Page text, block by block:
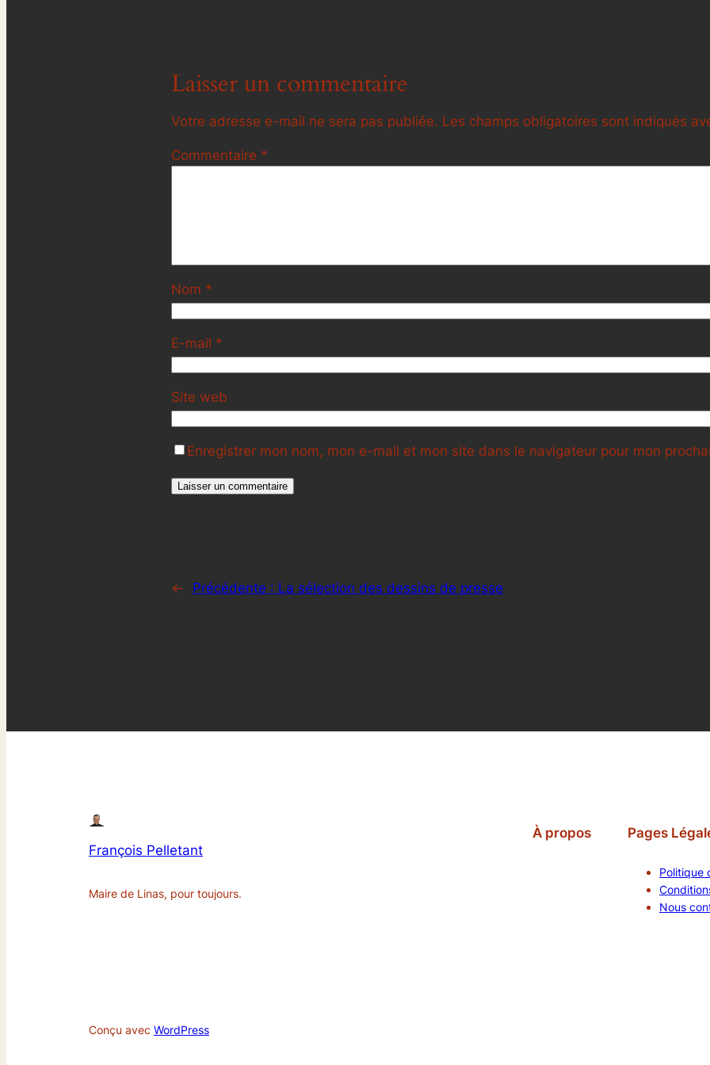
Laisser un commentaire
Votre adresse e-mail ne sera pas publiée. Les champs obligatoires sont indiqués
Commentaire *
Nom *
E-mail *
Site web
Enregistrer mon nom, mon e-mail et mon site dans le navigateur pour mon
← Précédente : La sélection des dessins de presse
François Pelletant
Maire de Linas, pour toujours.
À propos Pages
Politique
Nous
Conçu avec WordPress